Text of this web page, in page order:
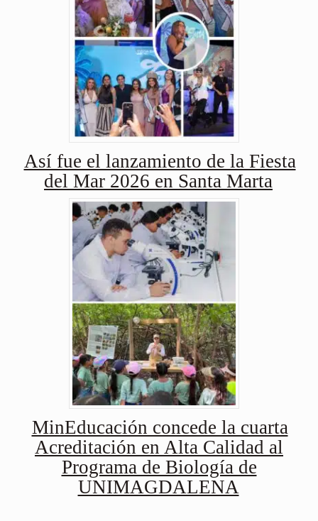
Así fue el lanzamiento de la Fiesta
del Mar 2026 en Santa Marta
MinEducación concede la cuarta
Acreditación en Alta Calidad al
Programa de Biología de
UNIMAGDALENA